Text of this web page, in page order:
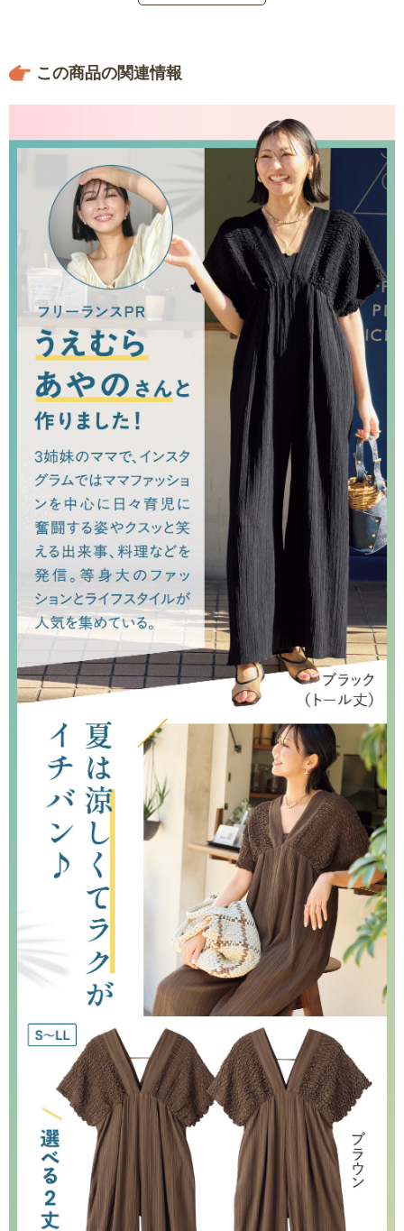
この商品の関連情報